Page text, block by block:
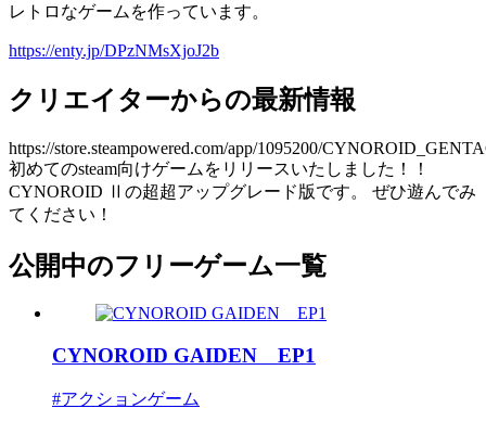
レトロなゲームを作っています。
https://enty.jp/DPzNMsXjoJ2b
クリエイターからの最新情報
https://store.steampowered.com/app/1095200/
初めてのsteam向けゲームをリリースいたしました！！
CYNOROID Ⅱの超超アップグレード版です。 ぜひ遊んでみ
てください！
公開中のフリーゲーム一覧
CYNOROID GAIDEN EP1
#アクションゲーム